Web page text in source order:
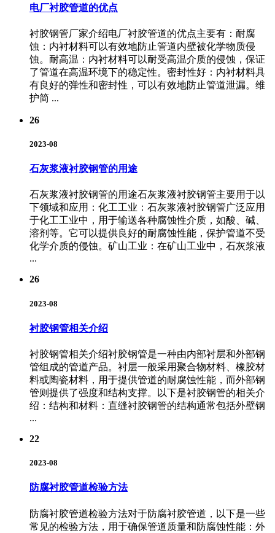
电厂衬胶管道的优点
衬胶钢管厂家介绍电厂衬胶管道的优点主要有：耐腐
蚀：内衬材料可以有效地防止管道内壁被化学物质侵
蚀。耐高温：内衬材料可以耐受高温介质的侵蚀，保证
了管道在高温环境下的稳定性。密封性好：内衬材料具
有良好的弹性和密封性，可以有效地防止管道泄漏。维
护简 ...
26
2023-08
石灰浆液衬胶钢管的用途
石灰浆液衬胶钢管的用途石灰浆液衬胶钢管主要用于以
下领域和应用：化工工业：石灰浆液衬胶钢管广泛应用
于化工工业中，用于输送各种腐蚀性介质，如酸、碱、
溶剂等。它可以提供良好的耐腐蚀性能，保护管道不受
化学介质的侵蚀。矿山工业：在矿山工业中，石灰浆液
...
26
2023-08
衬胶钢管相关介绍
衬胶钢管相关介绍衬胶钢管是一种由内部衬层和外部钢
管组成的管道产品。衬层一般采用聚合物材料、橡胶材
料或陶瓷材料，用于提供管道的耐腐蚀性能，而外部钢
管则提供了强度和结构支撑。以下是衬胶钢管的相关介
绍：结构和材料：直缝衬胶钢管的结构通常包括外壁钢
...
22
2023-08
防腐衬胶管道检验方法
防腐衬胶管道检验方法对于防腐衬胶管道，以下是一些
常见的检验方法，用于确保管道质量和防腐蚀性能：外